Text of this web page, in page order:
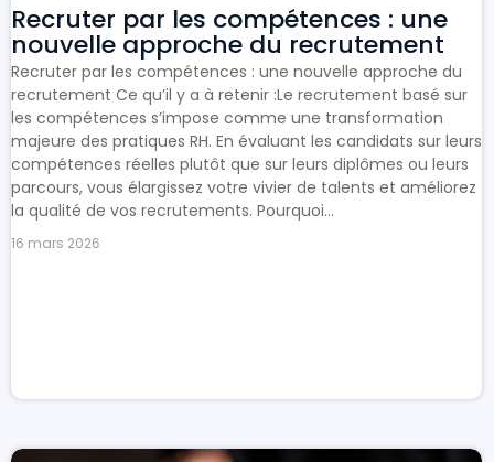
Recruter par les compétences : une
nouvelle approche du recrutement
Recruter par les compétences : une nouvelle approche du
recrutement Ce qu’il y a à retenir :Le recrutement basé sur
les compétences s’impose comme une transformation
majeure des pratiques RH. En évaluant les candidats sur leurs
compétences réelles plutôt que sur leurs diplômes ou leurs
parcours, vous élargissez votre vivier de talents et améliorez
la qualité de vos recrutements. Pourquoi...
16 mars 2026